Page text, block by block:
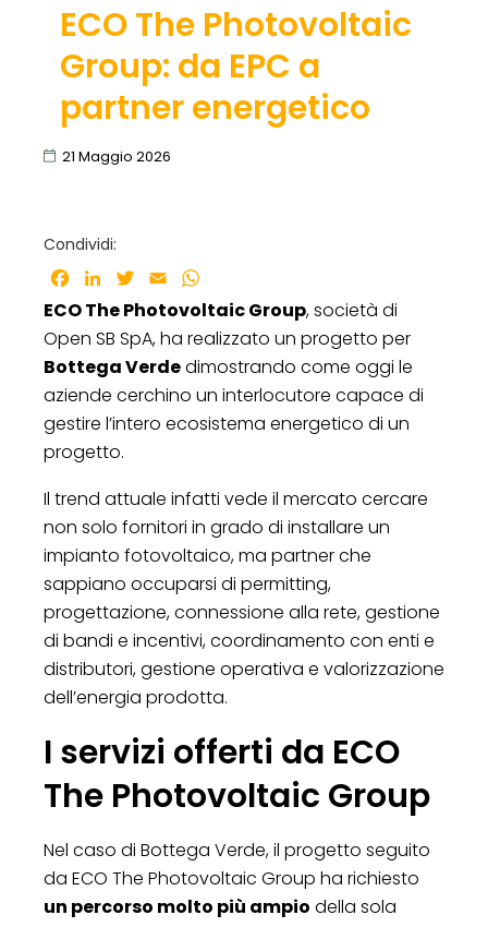
ECO The Photovoltaic
Group: da EPC a
partner energetico
21 Maggio 2026
Condividi:
Facebook
LinkedInTwitter
Email
ECO The Photovoltaic Group, società di
Open SB SpA, ha realizzato un progetto per
Bottega Verdedimostrando come oggi le
aziende cerchino un interlocutore capace di
gestire l’intero ecosistema energetico di un
progetto.
Il trend attuale infatti vede il mercato cercare
non solo fornitori in grado di installare un
impianto fotovoltaico, ma partner che
sappiano occuparsi di permitting,
progettazione, connessione alla rete, gestione
di bandi e incentivi, coordinamento con enti e
distributori, gestione operativa e valorizzazione
dell’energia prodotta.
I servizi offerti da ECO
The Photovoltaic Group
Nel caso di Bottega Verde, il progetto seguito
da ECO The Photovoltaic Group ha richiesto
un percorso molto più ampio della sola